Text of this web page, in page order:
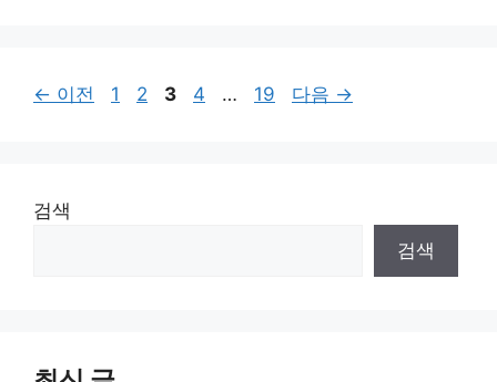
← 이전
페
1
페
2
페
3
페
4 …
페
19 다음 →
검색
검색